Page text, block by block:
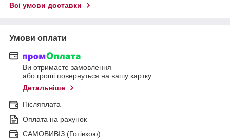
Всі умови доставки
Умови оплати
Ви отримаєте замовлення
або гроші повернуться на вашу картку
Детальніше
Післяплата
Оплата на рахунок
САМОВИВІЗ (Готівкою)